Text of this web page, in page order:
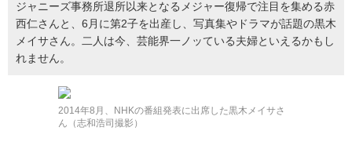
ジャニーズ事務所退所以来となるメジャー復帰で注目を集める赤
西仁さんと、6月に第2子を出産し、写真集やドラマが話題の黒木
メイサさん。二人は今、芸能界一ノッている夫婦といえるかもし
れません。
2014年8月、NHKの番組発表に出席した黒木メイサさ
ん（志和浩司撮影）